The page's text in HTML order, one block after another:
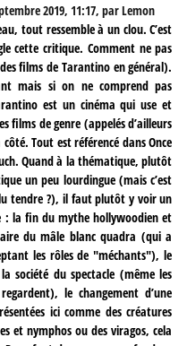
2019, 11:17,parLemon
tout ressemble à un clou. C’est
cette critique. Comment ne pas
films de Tarantino en général).
mais si on ne comprend pas
est un cinéma qui use et
films de genre (appelés d’ailleurs
Tout est référencé dans Once
Quand à la thématique, plutôt
un peu lourdingue (mais c’est
tendre ?), il faut plutôt y voir un
: la fin du mythe hollywoodien et
du mâle blanc quadra (qui a
les rôles de "méchants"), le
société du spectacle (même les
le changement d’une
ici comme des créatures
et nymphos ou des viragos, cela